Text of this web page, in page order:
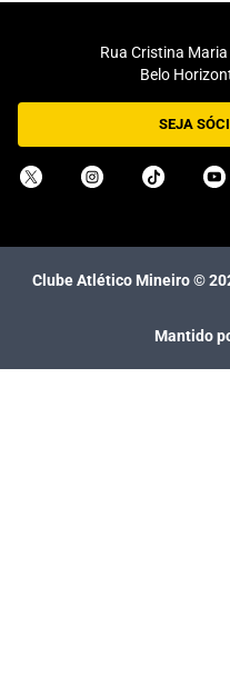
Rua Cristina
Belo
SEJA
Clube Atlético Mineiro ©
Mantido